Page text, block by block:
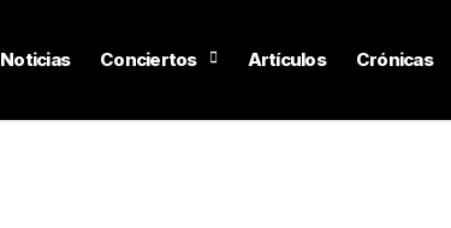
Noticias Conciertos Artículos Crónicas